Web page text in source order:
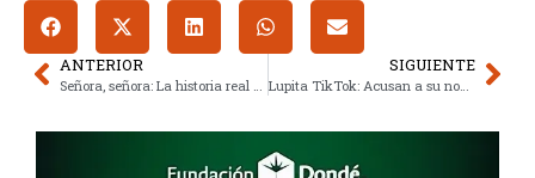
ANTERIOR SIGUIENTE
Lupita TikTok: Acusan a su novio y mánager de quedarse con su dinero